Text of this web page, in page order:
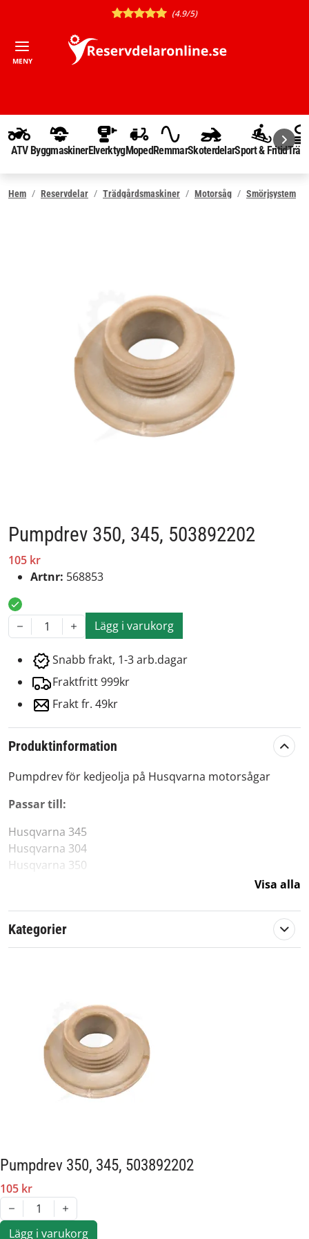
(4.9/5)
MENY
ATV ByggmaskinerElverktygMopedRemmarSkoterdelarSport & Fritid
Hem Reservdelar Trädgårdsmaskiner Motorsåg Smörjsystem
Pumpdrev 350, 345, 503892202
105 kr
Artnr: 568853
1 Lägg i varukorg
Snabb frakt, 1-3 arb.dagar
Fraktfritt 999kr
Frakt fr. 49kr
Produktinformation
Pumpdrev för kedjeolja på Husqvarna motorsågar
Passar till:
Husqvarna 345
Husqvarna 304
Husqvarna 350
Artikelnummer:
Visa alla
Kategorier
Pumpdrev 350, 345, 503892202
105 kr
1
Lägg i varukorg